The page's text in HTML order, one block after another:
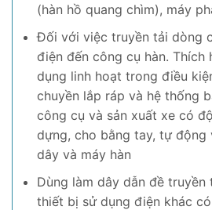
(hàn hồ quang chìm), máy
Đối với việc truyền tải dòng
điện đến công cụ hàn. Thích
dụng linh hoạt trong điều
chuyền lắp ráp và hệ thống
công cụ và sản xuất xe có
dựng, cho bằng tay, tự động
dây và máy hàn
Dùng làm dây dẫn đề
thiết bị sử dụng điện khác